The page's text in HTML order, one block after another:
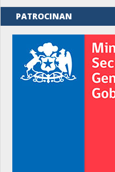
PATROCINAN